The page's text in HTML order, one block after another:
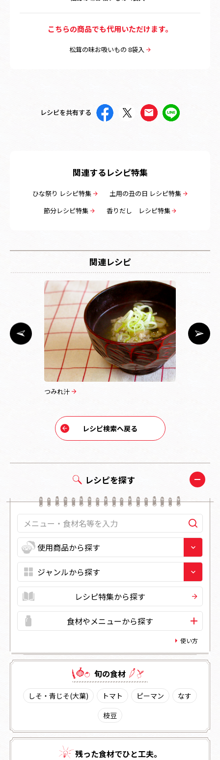
レシピを探す
レシピ特集から探す
食材やメニューから探す
使い方
旬の⾷材
しそ・青じそ(大葉) トマト ピーマン
なす
枝豆
残った⾷材でひと⼯夫。
こちらの商品でも代用いただけます。
松茸の味お吸いもの 8袋入
レシピを共有する
関連するレシピ特集
ひな祭り レシピ特集
土用の丑の日 レシピ特集
節分レシピ特集
香りだし レシピ特集
関連レシピ
つみれ汁
レシピ検索へ戻る